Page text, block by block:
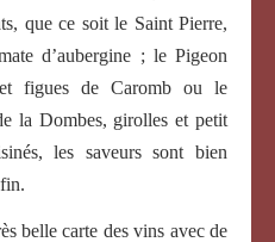
que ce soit le Saint Pierre,
d’aubergine ; le Pigeon
figues de Caromb ou le
la Dombes, girolles et petit
les saveurs sont bien
belle carte des vins avec de